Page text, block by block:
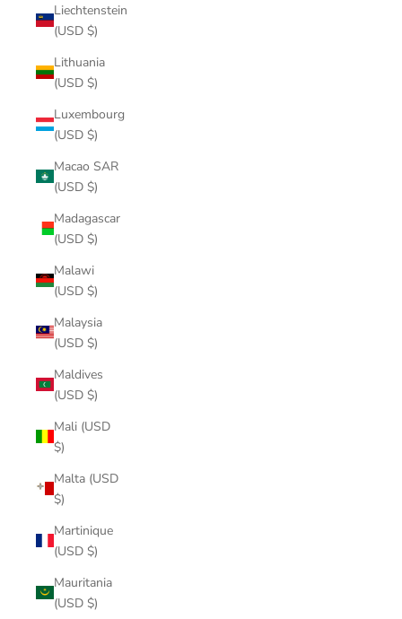
Liechtenstein
(USD $)
Lithuania
(USD $)
Luxembourg
(USD $)
Macao SAR
(USD $)
Madagascar
(USD $)
Malawi
(USD $)
Malaysia
(USD $)
Maldives
(USD $)
Mali (USD
$)
Malta (USD
$)
Martinique
(USD $)
Mauritania
(USD $)